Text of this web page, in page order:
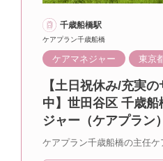
千歳船橋駅
ケアプラン千歳船橋
ケアマネジャー 東京
【土日祝休み/充実
中】世田谷区 千歳
ジャー（ケアプラン
ケアプラン千歳船橋の主任ケ